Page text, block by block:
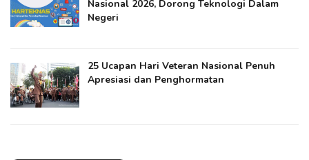
Nasional 2026, Dorong Teknologi Dalam
Negeri
25 Ucapan Hari Veteran Nasional Penuh
Apresiasi dan Penghormatan